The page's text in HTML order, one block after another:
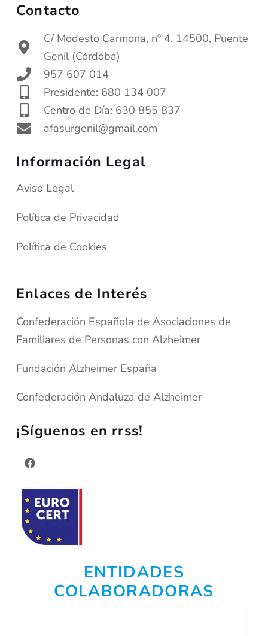
Contacto
C/ Modesto Carmona, nº 4. 14500, Puente
Genil (Córdoba)
957 607 014
Presidente: 680 134 007
Centro de Día: 630 855 837
afasurgenil@gmail.com
Información Legal
Aviso Legal
Política de Privacidad
Política de Cookies
Enlaces de Interés
Confederación Española de Asociaciones de
Familiares de Personas con Alzheimer
Fundación Alzheimer España
Confederación Andaluza de Alzheimer
¡Síguenos en rrss!
ENTIDADES
COLABORADORAS